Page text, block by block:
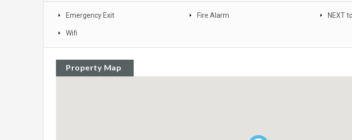
Emergency Exit Fire Alarm NEXT
Wifi
Property Map